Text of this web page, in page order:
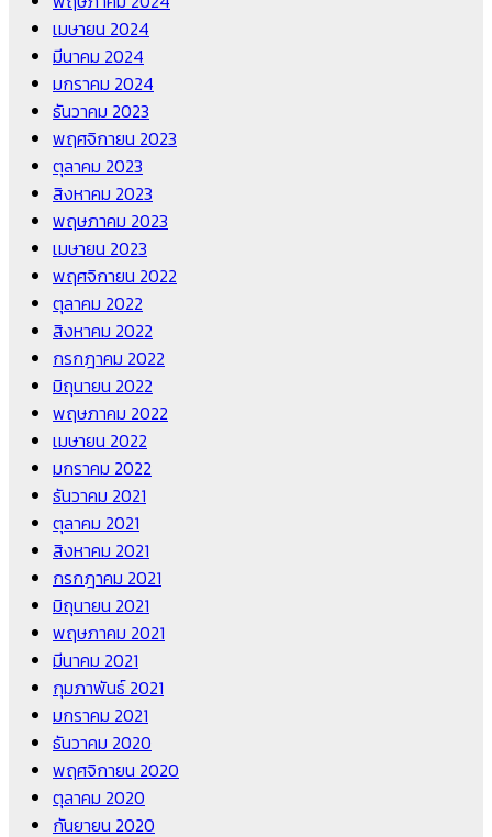
เมษายน 2024
มีนาคม 2024
มกราคม 2024
ธันวาคม 2023
พฤศจิกายน 2023
ตุลาคม 2023
สิงหาคม 2023
พฤษภาคม 2023
เมษายน 2023
พฤศจิกายน 2022
ตุลาคม 2022
สิงหาคม 2022
กรกฎาคม 2022
มิถุนายน 2022
พฤษภาคม 2022
เมษายน 2022
มกราคม 2022
ธันวาคม 2021
ตุลาคม 2021
สิงหาคม 2021
กรกฎาคม 2021
มิถุนายน 2021
พฤษภาคม 2021
มีนาคม 2021
กุมภาพันธ์ 2021
มกราคม 2021
ธันวาคม 2020
พฤศจิกายน 2020
ตุลาคม 2020
กันยายน 2020